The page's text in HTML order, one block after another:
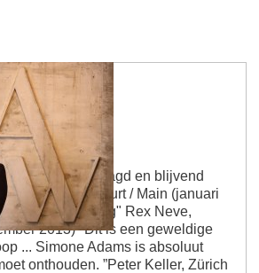
onvervalst, gelaagd en blijvend
Punda, Frankfurt / Main (januari
plezierervaring" Rex Neve,
2013) "Dit is een geweldige
... Simone Adams is absoluut
onthouden. ”Peter Keller, Zürich